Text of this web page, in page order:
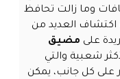
وما زالت تحافظ
اكتشاف العديد من
على مضيق
شعبية والتي
على كل جانب، يمكن